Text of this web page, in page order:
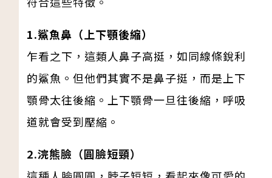
1.鯊魚鼻（上下顎後縮）
乍看之下，這類人鼻子高挺，如同線條銳利
的鯊魚。但他們其實不是鼻子挺，而是上下
顎骨太往後縮。上下顎骨一旦往後縮，呼吸
道就會受到壓縮。
2.浣熊臉（圓臉短頸）